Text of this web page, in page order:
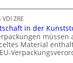
ZRE
in der
müssen
Material